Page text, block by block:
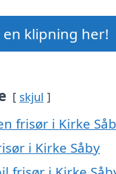
klipning her!
skjul
frisør i Kirke
i Kirke Såby